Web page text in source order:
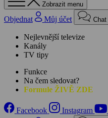
Zobrazit menu
Objednat Můj účet Chat
Nejlevnější televize
Kanály
TV tipy
Funkce
Na čem sledovat?
Formule ŽIVĚ ZDE
Facebook Instagram